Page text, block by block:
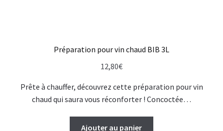
Préparation pour vin chaud BIB 3L
12,80€
Prête à chauffer, découvrez cette préparation pour vin
chaud qui saura vous réconforter ! Concoctée…
Ajouter au panier